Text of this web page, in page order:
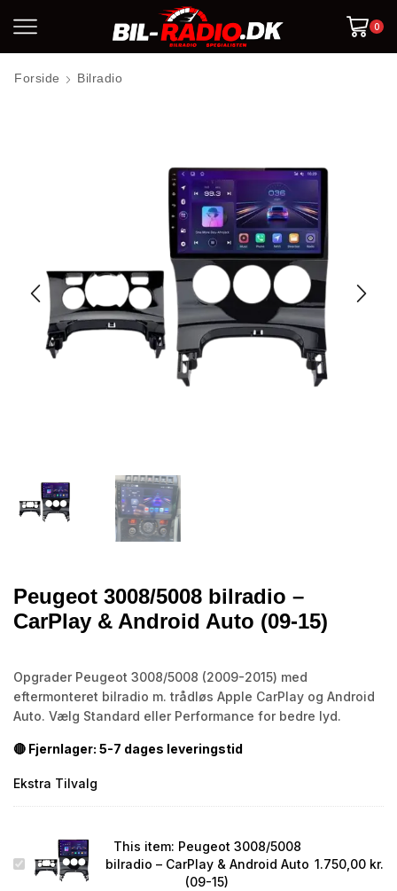
0
Forside Bilradio
Peugeot 3008/5008 bilradio –
CarPlay & Android Auto (09-15)
Opgrader Peugeot 3008/5008 (2009-2015) med
eftermonteret bilradio m. trådløs Apple CarPlay og Android
Auto. Vælg Standard eller Performance for bedre lyd.
🔴 Fjernlager: 5-7 dages leveringstid
Ekstra Tilvalg
Peugeot
3008/5008
This item: Peugeot 3008/5008
bilradio – CarPlay & Android Auto
(09-15)
1.750,00 kr.